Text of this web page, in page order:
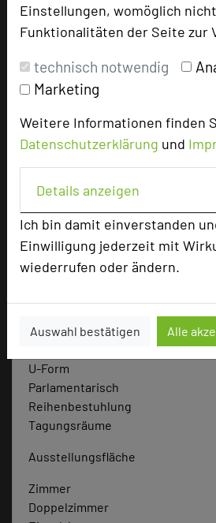
Einstellungen, womöglich
Funktionalitäten der Seite zur
technisch notwendig
Marketing
Weitere Informationen finden
Datenschutzerklärung und
Details anzeigen
Ich bin damit einverstanden
Einwilligung jederzeit mit
wiederrufen oder ändern.
Auswahl bestätigen Alle
zur Tagungsanfrage
Bewertung
Tagungsplaner
Tagungsleiter
Hotel
Hoteldaten
Max. Tagungskapazität (Personen)
U-Form
Parlamentarisch
Reihenbestuhlung
Tagungsräume
Ausstellungsfläche
Zimmer
Doppelzimmer